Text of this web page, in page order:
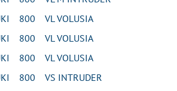
800 VL VOLUSIA
800 VL VOLUSIA
800 VL VOLUSIA
800 VS INTRUDER